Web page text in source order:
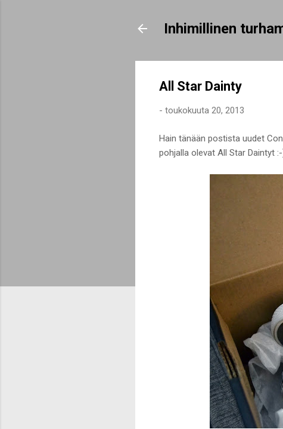
Inhimillinen
All Star Dainty
- toukokuuta 20, 2013
Hain tänään postista uudet
pohjalla olevat All Star Daintyt